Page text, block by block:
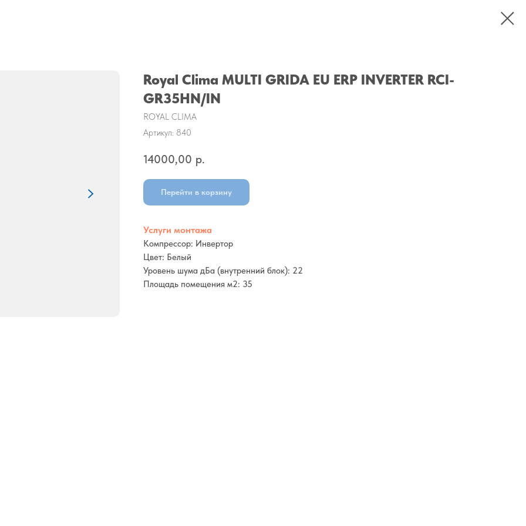
Royal Clima MULTI GRIDA EU ERP INVERTER RCI-
GR35HN/IN
ROYAL CLIMA
Артикул: 840
14000,00 р.
Перейти в корзину
Услуги монтажа
Компрессор: Инвертор
Цвет: Белый
Уровень шума дБа (внутренний блок): 22
Площадь помещения м2: 35